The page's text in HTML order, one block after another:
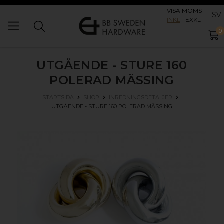
VISA MOMS
INKL
EXKL SV
0
UTGÅENDE - STURE 160
POLERAD MÄSSING
STARTSIDA SHOP
INREDNINGSDETALJER
UTGÅENDE - STURE 160 POLERAD MÄSSING